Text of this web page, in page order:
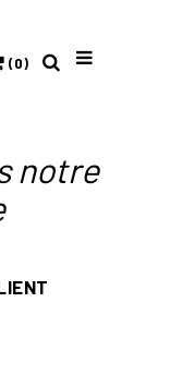
(0)
notre